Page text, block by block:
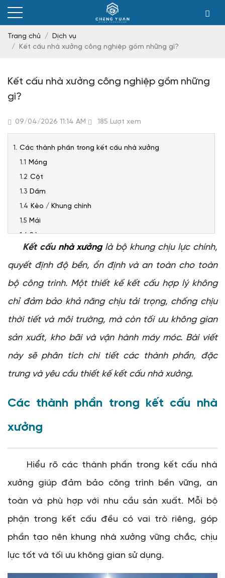
Trang chủ
Dịch vụ
Kết cấu nhà xưởng công nghiệp gồm những gì?
Kết cấu nhà xưởng công nghiệp gồm những
gì?
09/04/2026 11:14 AM 185 Lượt xem
Các thành phần trong kết cấu nhà xưởng
Móng
Cột
Dầm
Kèo / Khung chính
Mái
Sàn
Yêu cầu cơ bản khi thiết kế kết cấu nhà xưởng
Đảm bảo khả năng chịu lực
Khả năng chống chịu điều kiện thời tiết và môi
Thiết kế không gian linh hoạt và tối ưu hóa diện tích
Đảm bảo an toàn cháy nổ
Tiết kiệm chi phí nhưng vẫn đảm bảo chất lượng
Tuân thủ tiêu chuẩn kỹ thuật và quy chuẩn xây dựng
Tính thẩm mỹ và thân thiện với môi trường
Chọn kết cấu nhà xưởng phù hợp cùng Cheng Yuan
Kết cấu nhà xưởnglà bộ khung chịu lực chính,
quyết định độ bền, ổn định và an toàn cho toàn
bộ công trình. Một thiết kế kết cấu hợp lý không
chỉ đảm bảo khả năng chịu tải trọng, chống chịu
thời tiết và môi trường, mà còn tối ưu không gian
sản xuất, kho bãi và vận hành máy móc. Bài viết
này sẽ phân tích chi tiết các thành phần, đặc
trưng và yêu cầu thiết kế kết cấu nhà xưởng.
Các thành phần trong kết cấu nhà
xưởng
Hiểu rõ các thành phần trong kết cấu nhà
xưởng giúp đảm bảo công trình bền vững, an
toàn và phù hợp với nhu cầu sản xuất. Mỗi bộ
phận trong kết cấu đều có vai trò riêng, góp
phần tạo nên khung nhà xưởng vững chắc, chịu
lực tốt và tối ưu không gian sử dụng.